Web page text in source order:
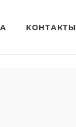
КОНТАКТЫ